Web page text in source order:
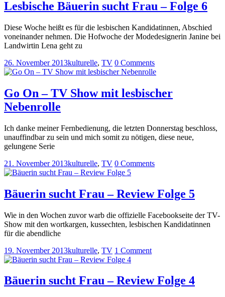
Lesbische Bäuerin sucht Frau – Folge 6
Diese Woche heißt es für die lesbischen Kandidatinnen, Abschied
voneinander nehmen. Die Hofwoche der Modedesignerin Janine bei
Landwirtin Lena geht zu
26. November 2013kulturelle, TV 0 Comments
Go On – TV Show mit lesbischer
Nebenrolle
Ich danke meiner Fernbedienung, die letzten Donnerstag beschloss,
unauffindbar zu sein und mich somit zu nötigen, diese neue,
gelungene Serie
21. November 2013kulturelle, TV 0 Comments
Bäuerin sucht Frau – Review Folge 5
Wie in den Wochen zuvor warb die offizielle Facebookseite der TV-
Show mit den wortkargen, kussechten, lesbischen Kandidatinnen
für die abendliche
19. November 2013kulturelle, TV 1 Comment
Bäuerin sucht Frau – Review Folge 4